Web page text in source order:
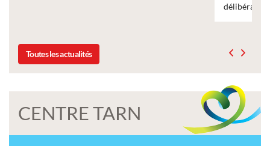
délibération du conseil municipal du 19 décembre 2025
Toutes les actualités
CENTRE TARN